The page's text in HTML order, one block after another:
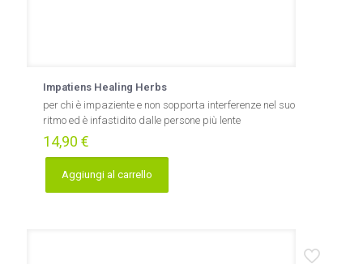
Impatiens Healing Herbs
per chi è impaziente e non sopporta interferenze nel suo
ritmo ed è infastidito dalle persone più lente
14,90 €
Aggiungi al carrello